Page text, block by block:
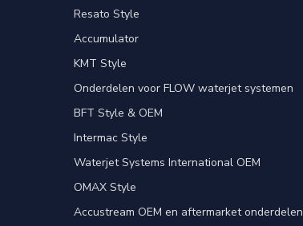
Resato Style
Accumulator
KMT Style
Onderdelen voor FLOW waterjet systemen
BFT Style & OEM
Intermac Style
Waterjet Systems International OEM
OMAX Style
Accustream OEM en aftermarket onderdelen